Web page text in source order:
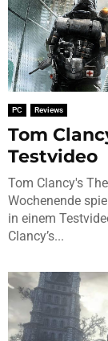
PC Reviews
Tom
Testvideo
Tom Clancy's
Wochenende
in einem
Clancy’s...